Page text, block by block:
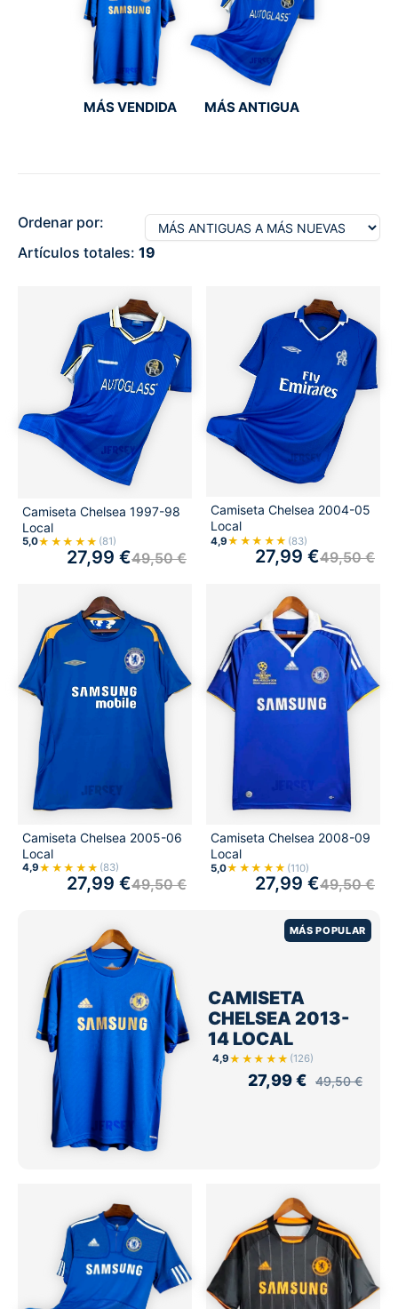
MÁS VENDIDA MÁS ANTIGUA
Ordenar por:
Artículos totales: 19
Camiseta Chelsea 1997-98
Local
5,0★★★★★ (81)
49,50€
27,99 €
Camiseta Chelsea 2004-05
Local
4,9★★★★★ (83)
49,50€
27,99 €
Camiseta Chelsea 2005-06
Local
4,9★★★★★ (83)
49,50€
27,99 €
Camiseta Chelsea 2008-09
Local
5,0★★★★★ (110)
49,50€
27,99 €
MÁS POPULAR
CAMISETA
CHELSEA 2013-
14 LOCAL
4,9★★★★★ (126)
27,99€ 49,50€